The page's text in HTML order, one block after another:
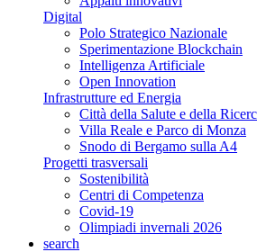
Digital
Polo Strategico Nazionale
Sperimentazione Blockchain
Intelligenza Artificiale
Open Innovation
Infrastrutture ed Energia
Città della Salute e della
Villa Reale e Parco di Monza
Snodo di Bergamo sulla A4
Progetti trasversali
Sostenibilità
Centri di Competenza
Covid-19
Olimpiadi invernali 2026
search